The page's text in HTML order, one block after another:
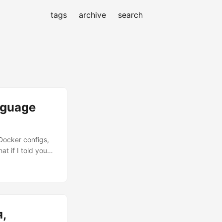
tags archive search
configs,
if I told you
what you’re